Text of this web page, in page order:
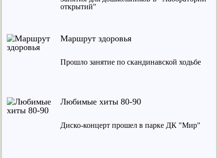
открытий"
Маршрут здоровья
Прошло занятие по скандинавской ходьбе
Любимые хиты 80-90
Диско-концерт прошел в парке ДК "Мир"